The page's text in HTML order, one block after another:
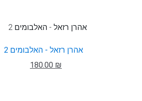
אהרן רזאל - האלבומים 2
180.00 ₪